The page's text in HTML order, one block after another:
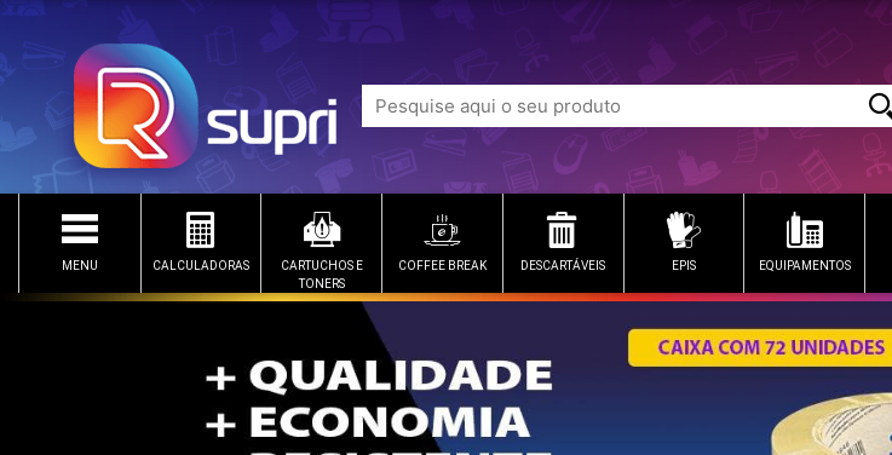
MENU CALCULADORAS
CARTUCHOS E
TONERS
COFFEE BREAK DESCARTÁVEIS EPIS EQUIPAMENTOS